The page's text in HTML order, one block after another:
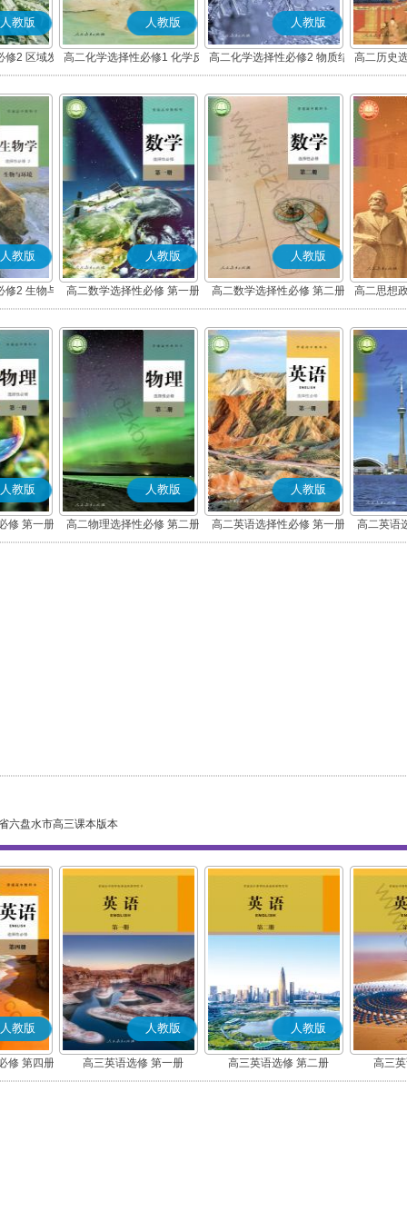
人教版
2 区域发
人教版
高二化学选择性必修1 化学反
应原理
人教版
高二化学选择性必修2 物质结
构与性质
高二历史
度与社
人教版
2 生物与
人教版
高二数学选择性必修 第一册
(A版)
人教版
高二数学选择性必修 第二册
(A版)
高二思想
人教版
修 第一册
人教版
高二物理选择性必修 第二册
人教版
高二英语选择性必修 第一册 高二英语
六盘水市高三课本版本
人教版
修 第四册
人教版
高三英语选修 第一册
人教版
高三英语选修 第二册 高三